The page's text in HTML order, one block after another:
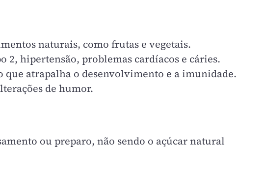
naturais, como frutas e vegetais.
2, hipertensão, problemas cardíacos e cáries.
que atrapalha o desenvolvimento e a imunidade.
de humor.
ou preparo, não sendo o açúcar natural